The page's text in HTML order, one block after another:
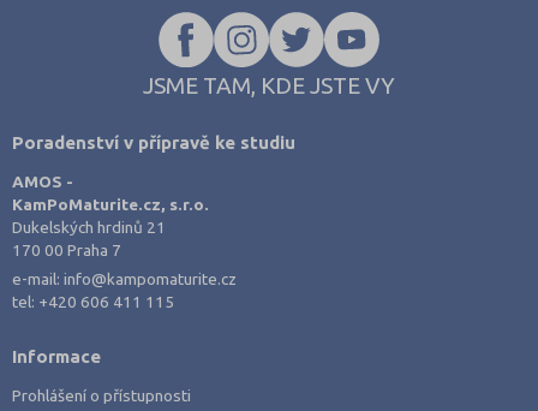
JSME TAM, KDE JSTE VY
Poradenství v přípravě ke studiu
AMOS -
KamPoMaturite.cz, s.r.o.
Dukelských hrdinů 21
170 00 Praha 7
e-mail:info@kampomaturite.cz
tel: +420 606 411 115
Informace
Prohlášení o přístupnosti